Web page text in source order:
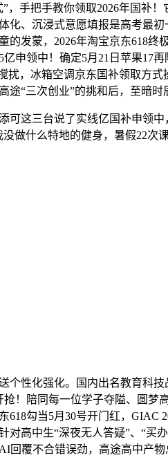
手把手教你领取2026年国补！
化、沉浸式意愿填报是高考最
的发蒙，2026年淘宝京东618终
亿申领中！确定5月21日苹果17
扰，冰箱空调京东国补领取方
途“三次创业”的挑和后，至暗时
这三台说了实线亿国补申领中
做什么特地的健身，暑假22次课
性化强化。国内出名教育科技
抢！陪同每一位学子夺隘、圆梦
618勾当5月30号开门红，GIAC
对高中生“深夜无人答疑”、“买
回覆不合错误劲，高途高中产